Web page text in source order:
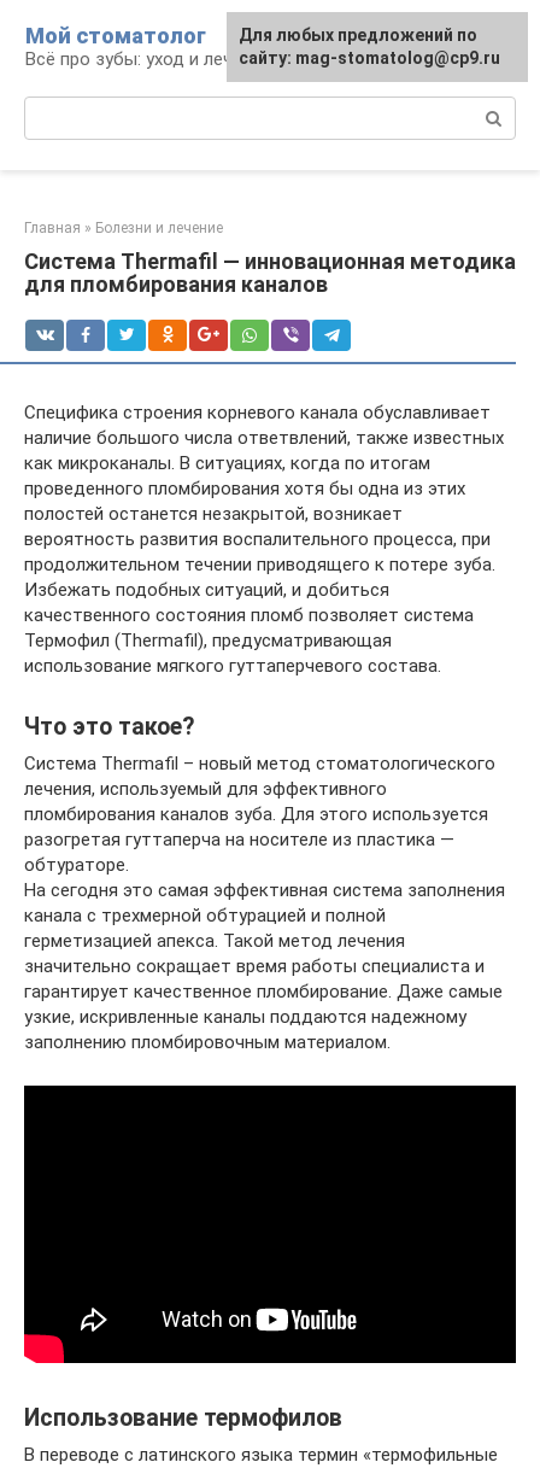
контенту
Мой стоматолог
Всё про зубы: уход и лечение
Главная » Болезни и лечение
Система Thermafil — инновационная методика
для пломбирования каналов
Специфика строения корневого канала обуславливает
наличие большого числа ответвлений, также известных
как микроканалы. В ситуациях, когда по итогам
проведенного пломбирования хотя бы одна из этих
полостей останется незакрытой, возникает
вероятность развития воспалительного процесса, при
продолжительном течении приводящего к потере зуба.
Избежать подобных ситуаций, и добиться
качественного состояния пломб позволяет система
Термофил (Thermafil), предусматривающая
использование мягкого гуттаперчевого состава.
Что это такое?
Система Thermafil – новый метод стоматологического
лечения, используемый для эффективного
пломбирования каналов зуба. Для этого используется
разогретая гуттаперча на носителе из пластика —
обтураторе.
На сегодня это самая эффективная система заполнения
канала с трехмерной обтурацией и полной
герметизацией апекса. Такой метод лечения
значительно сокращает время работы специалиста и
гарантирует качественное пломбирование. Даже самые
узкие, искривленные каналы поддаются надежному
заполнению пломбировочным материалом.
Использование термофилов
В переводе с латинского языка термин «термофильные
Для любых предложений по
сайту: mag-stomatolog@cp9.ru